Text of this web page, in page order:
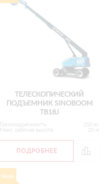
ТЕЛЕСКОПИЧЕСКИЙ
ПОДЪЕМНИК SINOBOOM
TB18J
Грузоподъемность
250 кг
Макс. рабочая высота
20 м
ПОДРОБНЕЕ